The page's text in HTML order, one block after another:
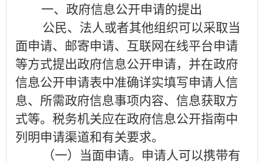
一、政府信息公开申请的提出
公民、法人或者其他组织可以采取当
面申请、邮寄申请、互联网在线平台申请
等方式提出政府信息公开申请，并在政府
信息公开申请表中准确详实填写申请人信
息、所需政府信息事项内容、信息获取方
式等。税务机关应在政府信息公开指南中
列明申请渠道和有关要求。
（一） 当面申请。 申请人可以携带有